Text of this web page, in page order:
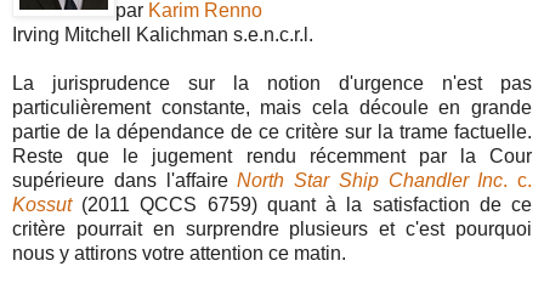
par Karim Renno
Irving Mitchell Kalichman s.e.n.c.r.l.
La jurisprudence sur la notion d'urgence n'est pas
particulièrement constante, mais cela découle en grande
partie de la dépendance de ce critère sur la trame factuelle.
Reste que le jugement rendu récemment par la Cour
supérieure dans l'affaireNorth Star Ship Chandler Inc. c.
Kossut(2011 QCCS 6759) quant à la satisfaction de ce
critère pourrait en surprendre plusieurs et c'est pourquoi
nous y attirons votre attention ce matin.